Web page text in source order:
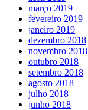
março 2019
fevereiro 2019
janeiro 2019
dezembro 2018
novembro 2018
outubro 2018
setembro 2018
agosto 2018
julho 2018
junho 2018